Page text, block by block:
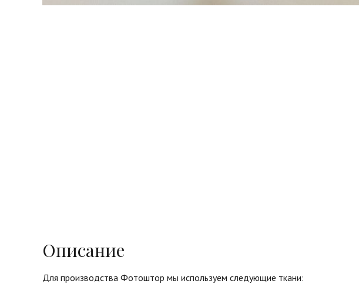
Описание
Для производства Фотоштор мы используем следующие ткани: